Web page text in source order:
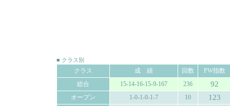
■ クラス別
クラス 成 績 回数
PW指数
総合
15-14-16-15-9-167 236 92
オープン 1-0-1-0-1-7 10 123